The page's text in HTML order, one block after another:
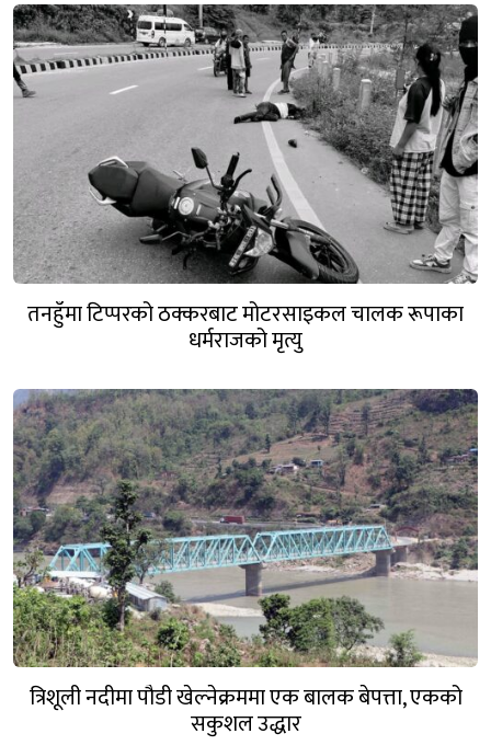
तनहुँमा टिप्परको ठक्करबाट मोटरसाइकल चालक रूपाका
धर्मराजको मृत्यु
त्रिशूली नदीमा पौडी खेल्नेक्रममा एक बालक बेपत्ता, एकको
सकुशल उद्धार